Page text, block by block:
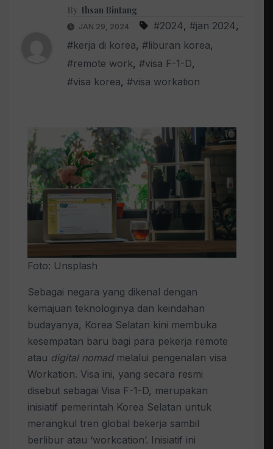
By Ihsan Bintang
JAN 29, 2024 #2024, #jan 2024,
#kerja di korea, #liburan korea,
#remote work, #visa F-1-D,
#visa korea, #visa workation
Foto: Unsplash
Sebagai negara yang dikenal dengan
kemajuan teknologinya dan keindahan
budayanya, Korea Selatan kini membuka
kesempatan baru bagi para pekerja remote
atau digital nomadmelalui pengenalan visa
Workation. Visa ini, yang secara resmi
disebut sebagai Visa F-1-D, merupakan
inisiatif pemerintah Korea Selatan untuk
merangkul tren global bekerja sambil
berlibur atau ‘workcation’. Inisiatif ini